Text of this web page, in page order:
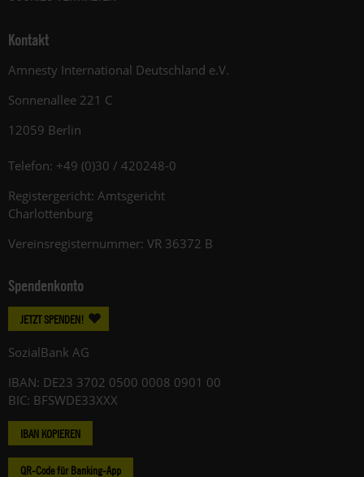
Kontakt
Amnesty International Deutschland e.V.
Sonnenallee 221 C
12059 Berlin
Telefon: +49 (0)30 / 420248-0
Registergericht: Amtsgericht
Charlottenburg
Vereinsregisternummer: VR 36372 B
Spendenkonto
JETZT SPENDEN!
SozialBank AG
IBAN: DE23 3702 0500 0008 0901 00
BIC: BFSWDE33XXX
IBAN KOPIEREN
QR-Code für Banking-App